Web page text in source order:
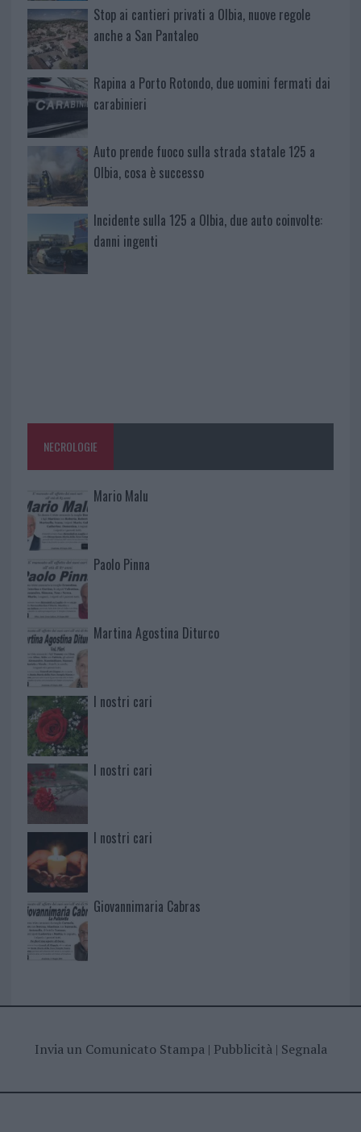
Stop ai cantieri privati a Olbia, nuove regole
anche a San Pantaleo
Rapina a Porto Rotondo, due uomini fermati dai
carabinieri
Auto prende fuoco sulla strada statale 125 a
Olbia, cosa è successo
Incidente sulla 125 a Olbia, due auto coinvolte:
danni ingenti
NECROLOGIE
Mario Malu
Paolo Pinna
Martina Agostina Diturco
I nostri cari
I nostri cari
I nostri cari
Giovannimaria Cabras
Invia un Comunicato Stampa| Pubblicità| Segnala